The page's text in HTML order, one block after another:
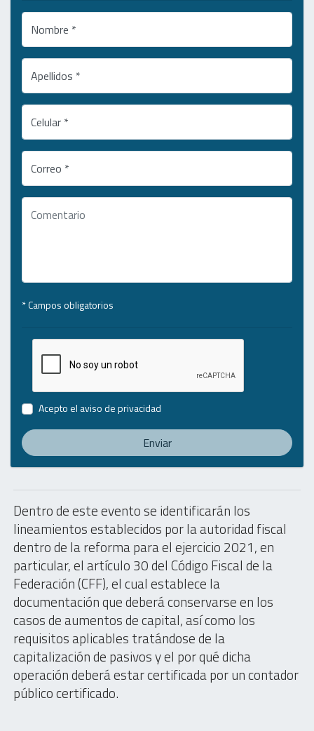
Dentro de este evento se identificarán los
lineamientos establecidos por la autoridad fiscal
dentro de la reforma para el ejercicio 2021, en
particular, el artículo 30 del Código Fiscal de la
Federación (CFF), el cual establece la
documentación que deberá conservarse en los
casos de aumentos de capital, así como los
requisitos aplicables tratándose de la
capitalización de pasivos y el por qué dicha
operación deberá estar certificada por un contador
público certificado.
Nombre *
Apellidos *
Celular *
Correo *
* Campos obligatorios
Acepto el aviso de privacidad
Enviar